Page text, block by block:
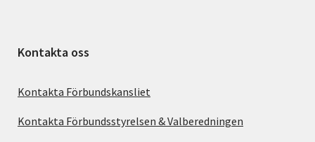
Kontakta oss
Kontakta Förbundskansliet
Kontakta Förbundsstyrelsen & Valberedningen